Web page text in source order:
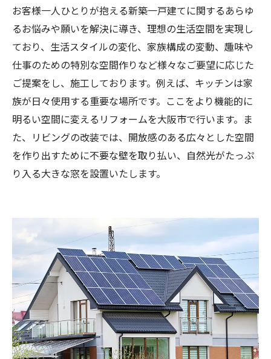
お客様一人ひとりが抱える新築一戸建てに関するあらゆ
るお悩みや願いを解決に導き、理想の生活空間を実現し
ており、生活スタイルの変化、家族構成の変動、趣味や
仕事のための特別な空間作りなど様々なご要望に応じた
ご提案をし、施工しております。例えば、キッチンは家
族が日々使用する重要な場所です。ここをより機能的に
明るい空間に変えるリフォームを大阪市で行います。ま
た、リビングの改装では、開放感のある広々とした空間
を作り出すために不要な壁を取り払い、自然光がたっぷ
り入る大きな窓を設置いたします。